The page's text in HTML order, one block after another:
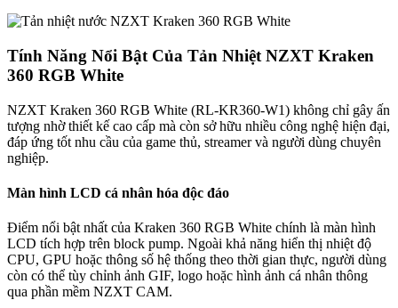
Tính Năng Nổi Bật Của Tản Nhiệt NZXT Kraken
360 RGB White
NZXT Kraken 360 RGB White (RL-KR360-W1) không chỉ gây ấn
tượng nhờ thiết kế cao cấp mà còn sở hữu nhiều công nghệ hiện đại,
đáp ứng tốt nhu cầu của game thủ, streamer và người dùng chuyên
nghiệp.
Màn hình LCD cá nhân hóa độc đáo
Điểm nổi bật nhất của Kraken 360 RGB White chính là màn hình
LCD tích hợp trên block pump. Ngoài khả năng hiển thị nhiệt độ
CPU, GPU hoặc thông số hệ thống theo thời gian thực, người dùng
còn có thể tùy chỉnh ảnh GIF, logo hoặc hình ảnh cá nhân thông
qua phần mềm NZXT CAM.